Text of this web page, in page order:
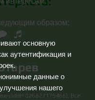
026827175466). Все
образом:
основную
аутентификация и
данные о
нашего